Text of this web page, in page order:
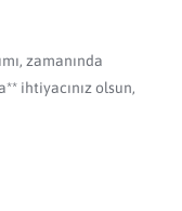
zamanında
ihtiyacınız olsun,